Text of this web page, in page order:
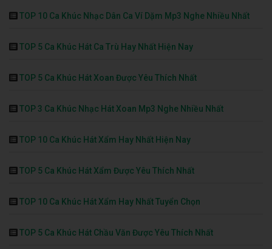
TOP 10 Ca Khúc Nhạc Dân Ca Ví Dặm Mp3 Nghe Nhiều Nhất
TOP 5 Ca Khúc Hát Ca Trù Hay Nhất Hiện Nay
TOP 5 Ca Khúc Hát Xoan Được Yêu Thích Nhất
TOP 3 Ca Khúc Nhạc Hát Xoan Mp3 Nghe Nhiều Nhất
TOP 10 Ca Khúc Hát Xẩm Hay Nhất Hiện Nay
TOP 5 Ca Khúc Hát Xẩm Được Yêu Thích Nhất
TOP 10 Ca Khúc Hát Xẩm Hay Nhất Tuyển Chọn
TOP 5 Ca Khúc Hát Chầu Văn Được Yêu Thích Nhất